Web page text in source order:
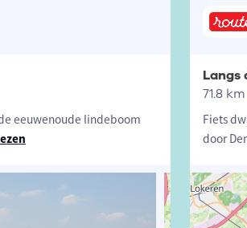
eeuwenoude lindeboom
Langs
71.8 km
Fiets
door